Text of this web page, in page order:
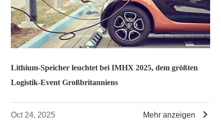
Lithium-Speicher leuchtet bei IMHX 2025, dem größten
Logistik-Event Großbritanniens
Oct 24, 2025 Mehr anzeigen 